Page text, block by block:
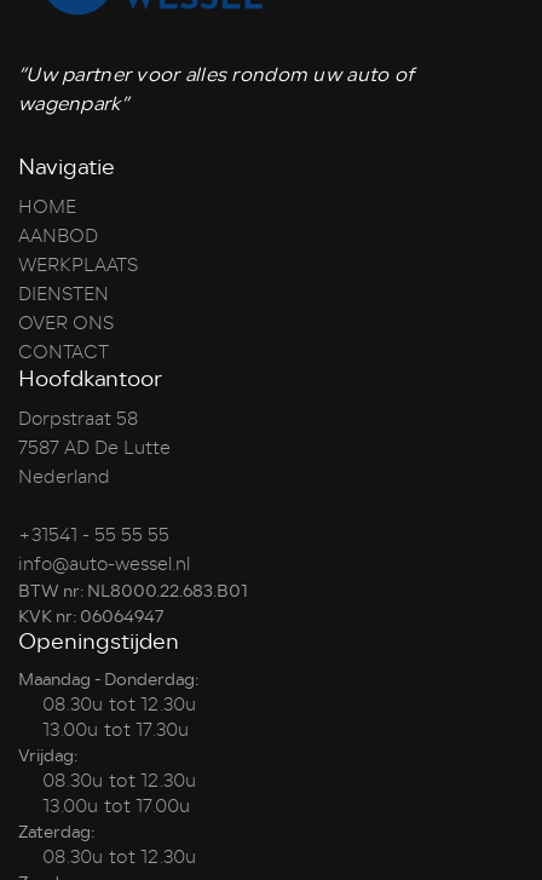
“Uw partner voor alles rondom uw auto of
wagenpark”
Navigatie
HOME
AANBOD
WERKPLAATS
DIENSTEN
OVER ONS
CONTACT
Hoofdkantoor
Dorpstraat 58
7587 AD De Lutte
Nederland
+31541 - 55 55 55
info@auto-wessel.nl
BTW nr: NL8000.22.683.B01
KVK nr: 06064947
Openingstijden
Maandag - Donderdag:
08.30u tot 12.30u
13.00u tot 17.30u
Vrijdag:
08.30u tot 12.30u
13.00u tot 17.00u
Zaterdag:
08.30u tot 12.30u